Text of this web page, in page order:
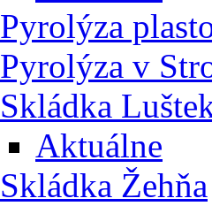
Pyrolýza
Pyrolýza v
Skládka
Aktuálne
Skládka Žehňa